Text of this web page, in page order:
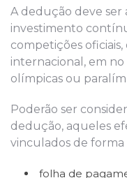
A dedução deve ser
investimento
competições
internacional, em
olímpicas ou
Poderão ser
dedução, aqueles
vinculados de forma
folha de